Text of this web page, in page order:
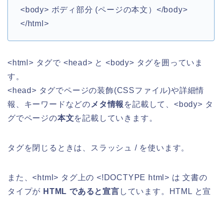
<body> ボディ部分 (ページの本文）</body>
</html>
<html> タグで <head> と <body> タグを囲っていま
す。
<head> タグでページの装飾(CSSファイル)や詳細情
報、キーワードなどの メタ情報 を記載して、<body> タ
グでページの本文を記載していきます。
タグを閉じるときは、スラッシュ / を使います。
また、<html> タグ上の <!DOCTYPE html> は 文書の
タイプが HTML であると宣言 しています。HTML と宣